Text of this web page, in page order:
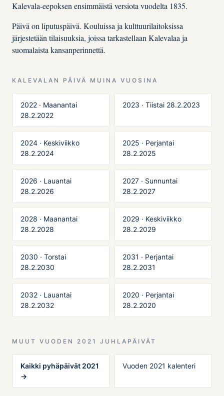
Kalevala-eepoksen ensimmäistä versiota vuodelta 1835.
Päivä on liputuspäivä. Kouluissa ja kulttuurilaitoksissa
järjestetään tilaisuuksia, joissa tarkastellaan Kalevalaa ja
suomalaista kansanperinnettä.
KALEVALAN PÄIVÄ MUINA VUOSINA
2022 · Maanantai
28.2.2022
2023 · Tiistai 28.2.2023
2024 · Keskiviikko
28.2.2024
2025 · Perjantai
28.2.2025
2026 · Lauantai
28.2.2026
2027 · Sunnuntai
28.2.2027
2028 · Maanantai
28.2.2028
2029 · Keskiviikko
28.2.2029
2030 · Torstai
28.2.2030
2031 · Perjantai
28.2.2031
2032 · Lauantai
28.2.2032
2020 · Perjantai
28.2.2020
MUUT VUODEN 2021 JUHLAPÄIVÄT
Kaikki pyhäpäivät 2021
→
Vuoden 2021 kalenteri